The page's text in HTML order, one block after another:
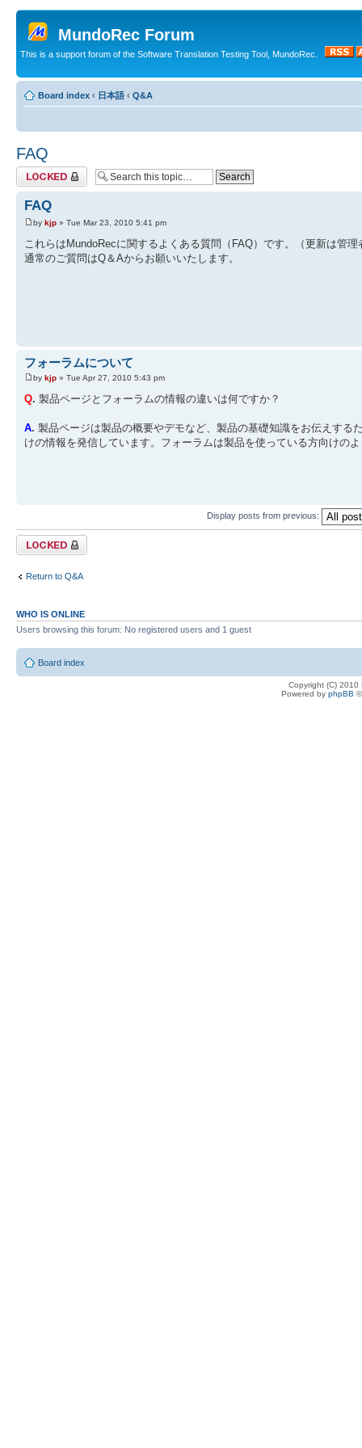
MundoRec Forum
This is a support forum of the Software Translation Testing Tool, MundoRec.
Board index ‹ 日本語 ‹ Q&A
FAQ
Topic locked
FAQ
by kjp » Tue Mar 23, 2010 5:41 pm
これらはMundoRecに関するよくある質問（FAQ）です。（更新は管
通常のご質問はQ＆Aからお願いいたします。
フォーラムについて
by kjp » Tue Apr 27, 2010 5:43 pm
Q. 製品ページとフォーラムの情報の違いは何ですか？
A. 製品ページは製品の概要やデモなど、製品の基礎知識をお伝えする
けの情報を発信しています。フォーラムは製品を使っている方向けの
Display posts from previous:
Topic locked
Return to Q&A
WHO IS ONLINE
Users browsing this forum: No registered users and 1 guest
Board index
Copyright (C) 2010
Powered by phpBB